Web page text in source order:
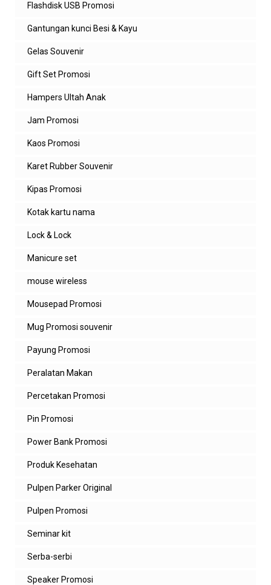
Flashdisk USB Promosi
Gantungan kunci Besi & Kayu
Gelas Souvenir
Gift Set Promosi
Hampers Ultah Anak
Jam Promosi
Kaos Promosi
Karet Rubber Souvenir
Kipas Promosi
Kotak kartu nama
Lock & Lock
Manicure set
mouse wireless
Mousepad Promosi
Mug Promosi souvenir
Payung Promosi
Peralatan Makan
Percetakan Promosi
Pin Promosi
Power Bank Promosi
Produk Kesehatan
Pulpen Parker Original
Pulpen Promosi
Seminar kit
Serba-serbi
Speaker Promosi